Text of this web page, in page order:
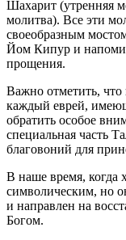
Шахарит (утренняя
молитва). Все эти
своеобразным
Йом Кипур и
прощения.
Важно отметить,
каждый еврей,
обратить особое
специальная часть
благовоний для
В наше время, когда
символическим, но
и направлен на
Богом.